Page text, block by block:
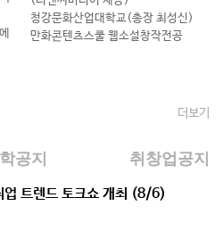
청강문화산업대학교(총장 최성신)
만화콘텐츠스쿨 웹소설창작전공
수상작은 ‘미국에서 태권도장을 여니
공지 취창업공지
업 트렌드 토크쇼 개최 (8/6)
더보기